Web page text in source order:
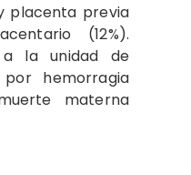
placenta previa
(12%).
a la unidad de
por hemorragia
materna